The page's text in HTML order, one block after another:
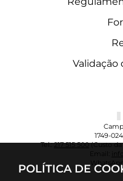
POLÍTICA DE
1749-
Tel.:217 515 500(Custo da